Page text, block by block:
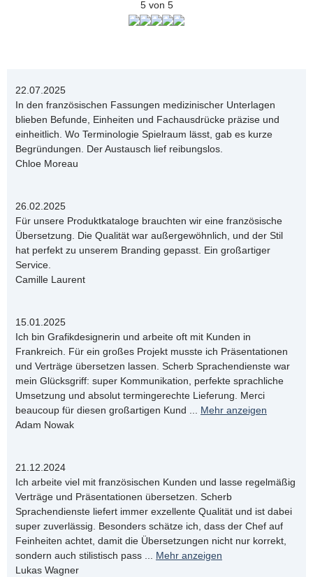
5 von 5
22.07.2025
In den französischen Fassungen medizinischer Unterlagen
blieben Befunde, Einheiten und Fachausdrücke präzise und
einheitlich. Wo Terminologie Spielraum lässt, gab es kurze
Begründungen. Der Austausch lief reibungslos.
Chloe Moreau
26.02.2025
Für unsere Produktkataloge brauchten wir eine französische
Übersetzung. Die Qualität war außergewöhnlich, und der Stil
hat perfekt zu unserem Branding gepasst. Ein großartiger
Service.
Camille Laurent
15.01.2025
Ich bin Grafikdesignerin und arbeite oft mit Kunden in
Frankreich. Für ein großes Projekt musste ich Präsentationen
und Verträge übersetzen lassen. Scherb Sprachendienste war
mein Glücksgriff: super Kommunikation, perfekte sprachliche
Umsetzung und absolut termingerechte Lieferung. Merci
beaucoup für diesen großartigen Kund ... Mehr anzeigen
Adam Nowak
21.12.2024
Ich arbeite viel mit französischen Kunden und lasse regelmäßig
Verträge und Präsentationen übersetzen. Scherb
Sprachendienste liefert immer exzellente Qualität und ist dabei
super zuverlässig. Besonders schätze ich, dass der Chef auf
Feinheiten achtet, damit die Übersetzungen nicht nur korrekt,
sondern auch stilistisch pass ... Mehr anzeigen
Lukas Wagner